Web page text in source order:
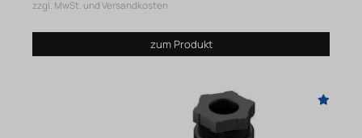
zzgl. MwSt. und Versandkosten
zum Produkt